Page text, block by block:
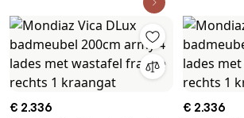
€ 2.336 € 2.336